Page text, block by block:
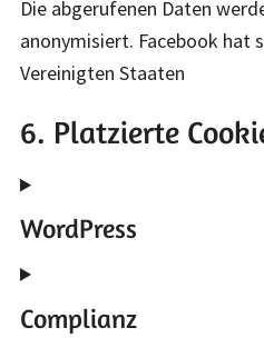
Die abgerufenen Daten
anonymisiert. Facebook hat
Vereinigten Staaten
6. Platzierte
WordPress
Complianz